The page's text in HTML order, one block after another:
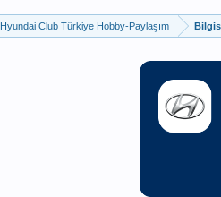
Hyundai Club Türkiye Hobby-Paylaşım